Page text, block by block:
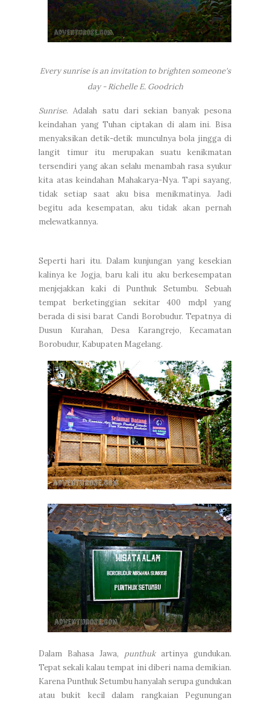
Every sunrise is an invitation to brighten someone's
day - Richelle E. Goodrich
Sunrise. Adalah satu dari sekian banyak pesona
keindahan yang Tuhan ciptakan di alam ini. Bisa
menyaksikan detik-detik munculnya bola jingga di
langit timur itu merupakan suatu kenikmatan
tersendiri yang akan selalu menambah rasa syukur
kita atas keindahan Mahakarya-Nya. Tapi sayang,
tidak setiap saat aku bisa menikmatinya. Jadi
begitu ada kesempatan, aku tidak akan pernah
melewatkannya.
Seperti hari itu. Dalam kunjungan yang kesekian
kalinya ke Jogja, baru kali itu aku berkesempatan
menjejakkan kaki di Punthuk Setumbu. Sebuah
tempat berketinggian sekitar 400 mdpl yang
berada di sisi barat Candi Borobudur. Tepatnya di
Dusun Kurahan, Desa Karangrejo, Kecamatan
Borobudur, Kabupaten Magelang.
Dalam Bahasa Jawa, punthukartinya gundukan.
Tepat sekali kalau tempat ini diberi nama demikian.
Karena Punthuk Setumbu hanyalah serupa gundukan
atau bukit kecil dalam rangkaian Pegunungan